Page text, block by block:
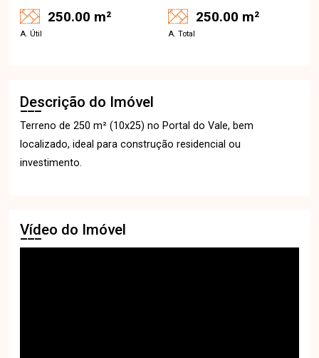
250.00 m²
A. Útil
250.00 m²
A. Total
Descrição do Imóvel
Terreno de 250 m² (10x25) no Portal do Vale, bem
localizado, ideal para construção residencial ou
investimento.
Vídeo do Imóvel